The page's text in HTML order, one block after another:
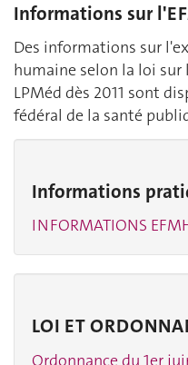
Informations sur
Des informations sur
humaine selon la loi sur
LPMéd dès 2011 sont
fédéral de la santé
Informations
INFORMATIONS
LOI ET
Ordonnance du 1er